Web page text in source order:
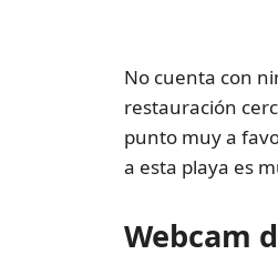
No cuenta con
restauración
punto muy a
a esta playa es
Webcam